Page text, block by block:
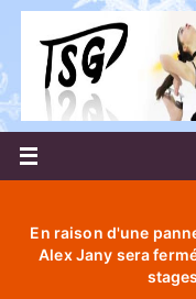
Passer
contenu
En raison d'une
Alex Jany sera